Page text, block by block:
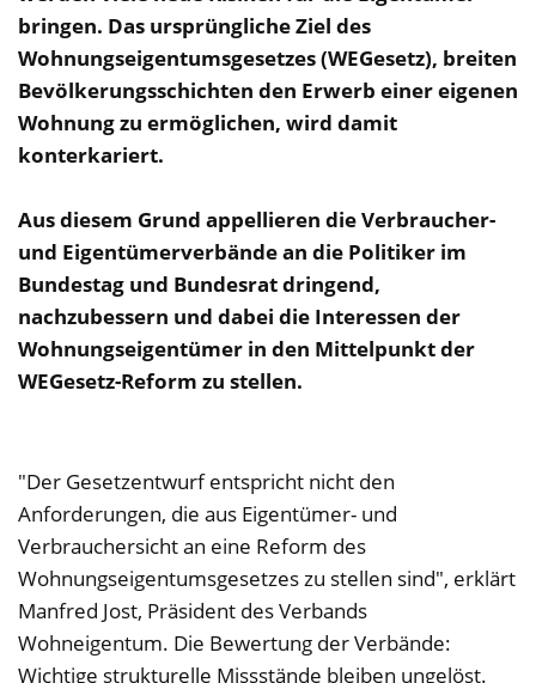
bringen. Das ursprüngliche Ziel des
Wohnungseigentumsgesetzes (WEGesetz), breiten
Bevölkerungsschichten den Erwerb einer eigenen
Wohnung zu ermöglichen, wird damit
konterkariert.
Aus diesem Grund appellieren die Verbraucher-
und Eigentümerverbände an die Politiker im
Bundestag und Bundesrat dringend,
nachzubessern und dabei die Interessen der
Wohnungseigentümer in den Mittelpunkt der
WEGesetz-Reform zu stellen.
"Der Gesetzentwurf entspricht nicht den
Anforderungen, die aus Eigentümer- und
Verbrauchersicht an eine Reform des
Wohnungseigentumsgesetzes zu stellen sind", erklärt
Manfred Jost, Präsident des Verbands
Wohneigentum. Die Bewertung der Verbände:
Wichtige strukturelle Missstände bleiben ungelöst.